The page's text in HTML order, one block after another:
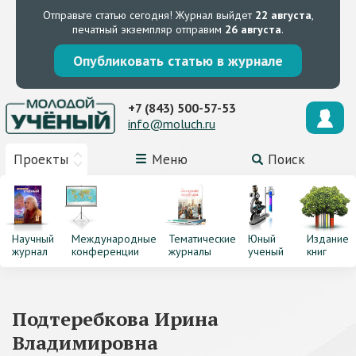
Отправьте статью сегодня! Журнал выйдет 22 августа,
печатный экземпляр отправим 26 августа.
Опубликовать статью в журнале
Проекты Меню Поиск
+7 (843) 500-57-53
info@moluch.ru
Научный
журнал
Международные
конференции
Тематические
журналы
Юный
ученый
Издание
книг
Подтеребкова Ирина
Владимировна